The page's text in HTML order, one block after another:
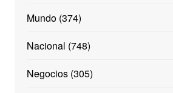
Mundo(374)
Nacional (748)
Negocios(305)